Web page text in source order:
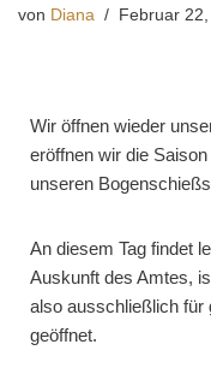
von Diana Februar 22,
Wir öffnen wieder
eröffnen wir die
unseren
An diesem Tag findet
Auskunft des Amtes,
also ausschließlich für
geöffnet.